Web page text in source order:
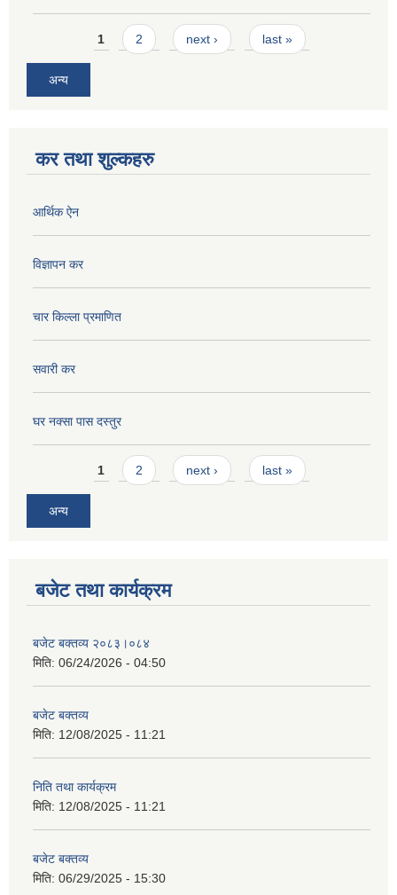
Pages1 2 next › last »
अन्य
कर तथा शुल्कहरु
आर्थिक ऐन
विज्ञापन कर
चार किल्ला प्रमाणित
सवारी कर
घर नक्सा पास दस्तुर
Pages1 2 next › last »
अन्य
बजेट तथा कार्यक्रम
बजेट बक्तव्य २०८३।०८४
मिति: 06/24/2026 - 04:50
बजेट बक्तव्य
मिति: 12/08/2025 - 11:21
निति तथा कार्यक्रम
मिति: 12/08/2025 - 11:21
बजेट बक्तव्य
मिति: 06/29/2025 - 15:30